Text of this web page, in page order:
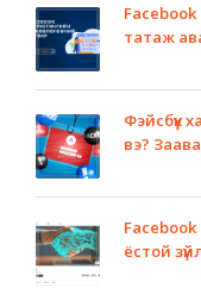
татаж
Фэйсбүүк
вэ?
ёстой